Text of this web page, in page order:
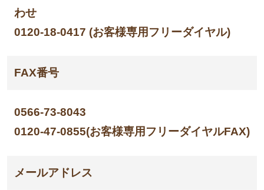
わせ
0120-18-0417 (お客様専用フリーダイヤル)
FAX番号
0566-73-8043
0120-47-0855(お客様専用フリーダイヤルFAX)
メールアドレス